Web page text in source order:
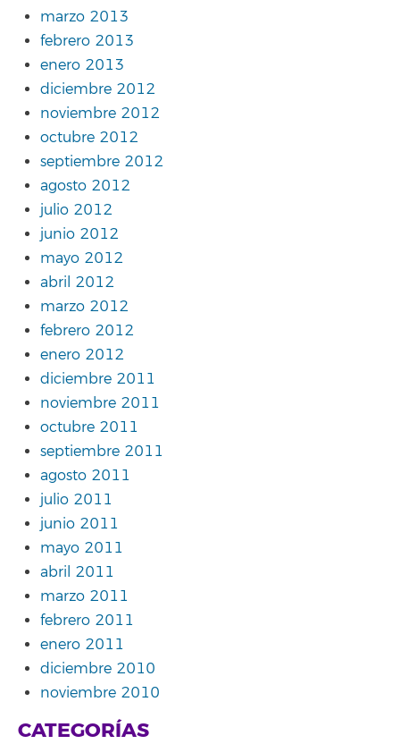
marzo 2013
febrero 2013
enero 2013
diciembre 2012
noviembre 2012
octubre 2012
septiembre 2012
agosto 2012
julio 2012
junio 2012
mayo 2012
abril 2012
marzo 2012
febrero 2012
enero 2012
diciembre 2011
noviembre 2011
octubre 2011
septiembre 2011
agosto 2011
julio 2011
junio 2011
mayo 2011
abril 2011
marzo 2011
febrero 2011
enero 2011
diciembre 2010
noviembre 2010
CATEGORÍAS